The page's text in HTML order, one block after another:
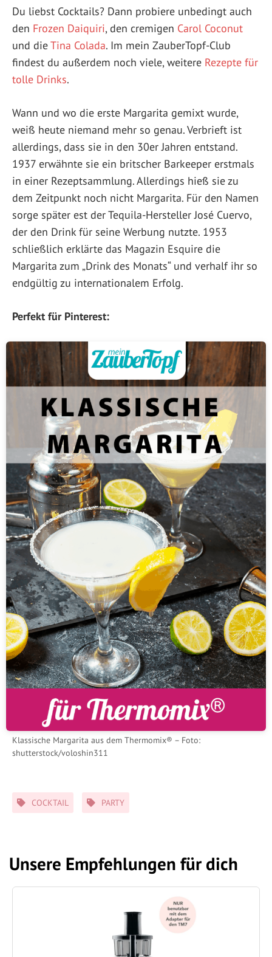
Du liebst Cocktails? Dann probiere unbedingt auch
den Frozen Daiquiri, den cremigen Carol Coconut
und dieTina Colada. Im mein ZauberTopf-Club
findest du außerdem noch viele, weitere Rezepte für
tolle Drinks.
Wann und wo die erste Margarita gemixt wurde,
weiß heute niemand mehr so genau. Verbrieft ist
allerdings, dass sie in den 30er Jahren entstand.
1937 erwähnte sie ein britscher Barkeeper erstmals
in einer Rezeptsammlung. Allerdings hieß sie zu
dem Zeitpunkt noch nicht Margarita. Für den Namen
sorge später est der Tequila-Hersteller José Cuervo,
der den Drink für seine Werbung nutzte. 1953
schließlich erklärte das Magazin Esquire die
Margarita zum „Drink des Monats“ und verhalf ihr so
endgültig zu internationalem Erfolg.
Perfekt für Pinterest:
Klassische Margarita aus dem Thermomix® – Foto:
shutterstock/voloshin311
Schlagwörter
COCKTAIL PARTY
Unsere Empfehlungen für dich